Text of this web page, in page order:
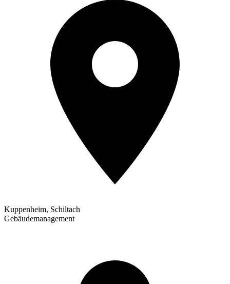
Kuppenheim, Schiltach
Gebäudemanagement